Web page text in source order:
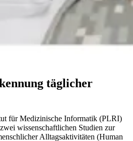
täglicher
für Medizinische Informatik (PLRI)
wissenschaftlichen Studien zur
Alltagsaktivitäten (Human